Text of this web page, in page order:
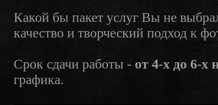
Какой бы пакет услуг Вы не
качество и творческий подход к
Срок сдачи работы - от 4-х до 6-х
графика.